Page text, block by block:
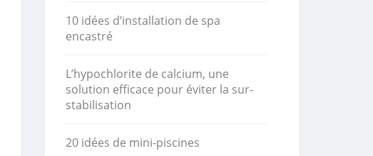
10 idées d’installation de spa
encastré
L’hypochlorite de calcium, une
solution efficace pour éviter la sur-
stabilisation
20 idées de mini-piscines